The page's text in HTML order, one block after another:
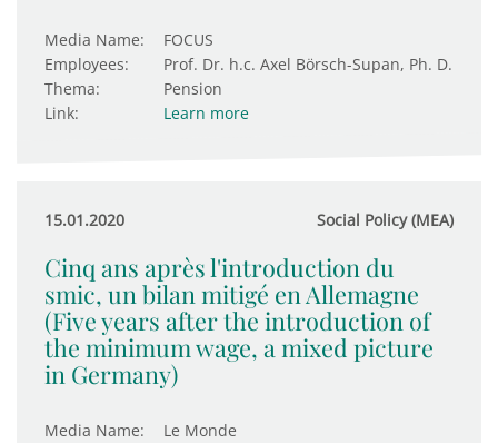
Media Name:
FOCUS
Employees:
Prof. Dr. h.c. Axel Börsch-Supan, Ph. D.
Thema:
Pension
Link:
Learn more
15.01.2020 Social Policy (MEA)
Cinq ans après l'introduction du
smic, un bilan mitigé en Allemagne
(Five years after the introduction of
the minimum wage, a mixed picture
in Germany)
Media Name:
Le Monde